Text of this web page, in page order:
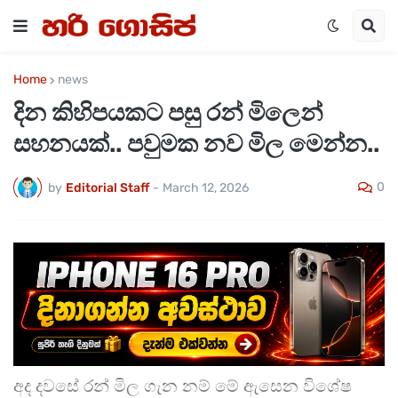
Home news
දින කිහිපයකට පසු රන් මිලෙන්
සහනයක්.. පවුමක නව මිල මෙන්න..
by Editorial Staff - March 12, 2026 0
අද දවසේ රන් මිල ගැන නම් මේ ඇසෙන විශේෂ